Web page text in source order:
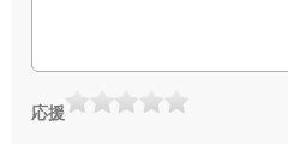
応援